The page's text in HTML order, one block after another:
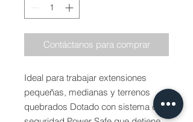
Contáctanos para comprar
Ideal para trabajar extensiones
pequeñas, medianas y terrenos
quebrados Dotado con sistema de